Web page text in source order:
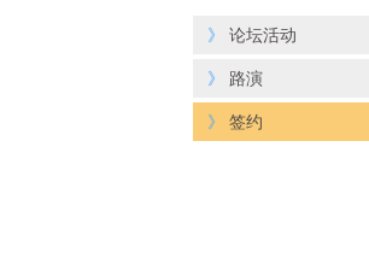
》 论坛活动
》 路演
》 签约